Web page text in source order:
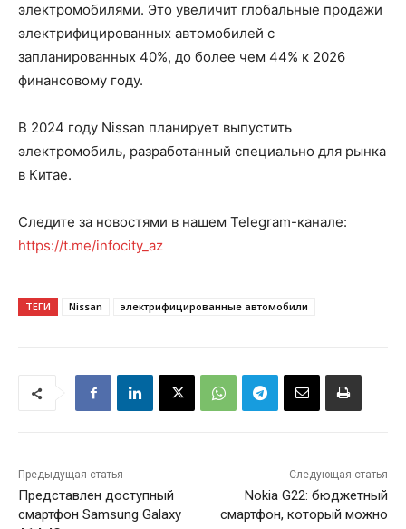
электромобилями. Это увеличит глобальные продажи
электрифицированных автомобилей с
запланированных 40%, до более чем 44% к 2026
финансовому году.
В 2024 году Nissan планирует выпустить
электромобиль, разработанный специально для рынка
в Китае.
Следите за новостями в нашем Telegram-канале:
https://t.me/infocity_az
ТЕГИ Nissan электрифицированные автомобили
Предыдущая статья
Представлен доступный
смартфон Samsung Galaxy
Следующая статья
Nokia G22: бюджетный
смартфон, который можно